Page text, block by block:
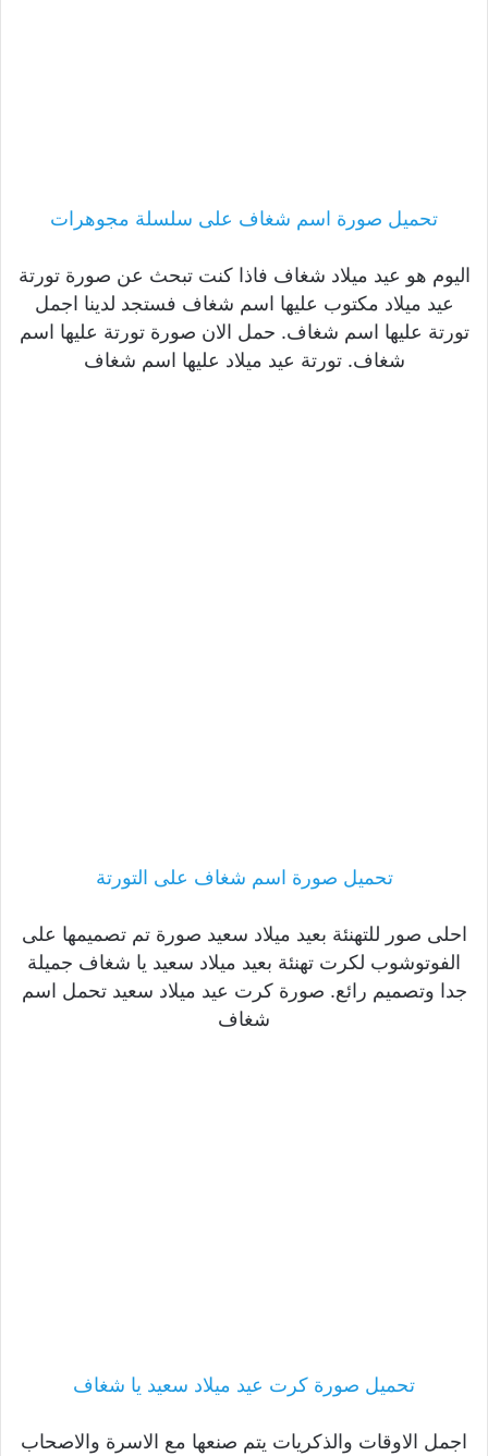
تحميل صورة اسم شغاف على سلسلة مجوهرات
اليوم هو عيد ميلاد شغاف فاذا كنت تبحث عن صورة تورتة
عيد ميلاد مكتوب عليها اسم شغاف فستجد لدينا اجمل
تورتة عليها اسم شغاف. حمل الان صورة تورتة عليها اسم
شغاف. تورتة عيد ميلاد عليها اسم شغاف
تحميل صورة اسم شغاف على التورتة
احلى صور للتهنئة بعيد ميلاد سعيد صورة تم تصميمها على
الفوتوشوب لكرت تهنئة بعيد ميلاد سعيد يا شغاف جميلة
جدا وتصميم رائع. صورة كرت عيد ميلاد سعيد تحمل اسم
شغاف
تحميل صورة كرت عيد ميلاد سعيد يا شغاف
اجمل الاوقات والذكريات يتم صنعها مع الاسرة والاصحاب